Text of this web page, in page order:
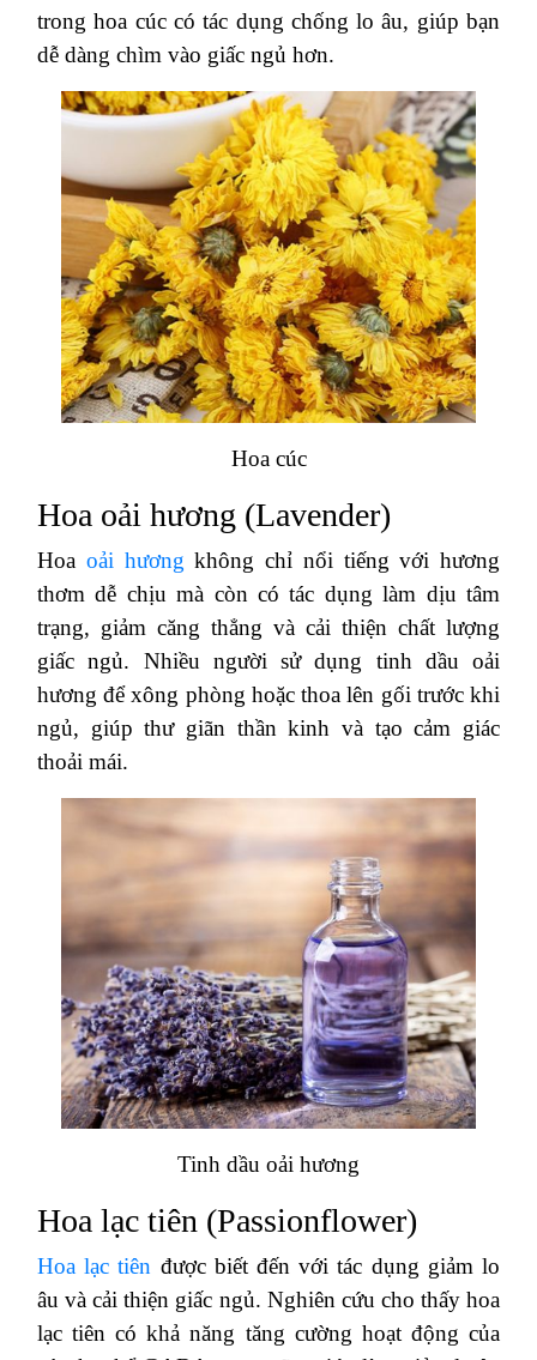
trong hoa cúc có tác dụng chống lo âu, giúp bạn
dễ dàng chìm vào giấc ngủ hơn.
Hoa cúc
Hoa oải hương (Lavender)
Hoa oải hương không chỉ nổi tiếng với hương
thơm dễ chịu mà còn có tác dụng làm dịu tâm
trạng, giảm căng thẳng và cải thiện chất lượng
giấc ngủ. Nhiều người sử dụng tinh dầu oải
hương để xông phòng hoặc thoa lên gối trước khi
ngủ, giúp thư giãn thần kinh và tạo cảm giác
thoải mái.
Tinh dầu oải hương
Hoa lạc tiên (Passionflower)
Hoa lạc tiên được biết đến với tác dụng giảm lo
âu và cải thiện giấc ngủ. Nghiên cứu cho thấy hoa
lạc tiên có khả năng tăng cường hoạt động của